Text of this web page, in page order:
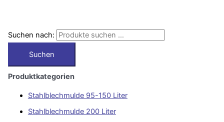
Suchen nach:
Suchen
Produktkategorien
Stahlblechmulde 95-150 Liter
Stahlblechmulde 200 Liter